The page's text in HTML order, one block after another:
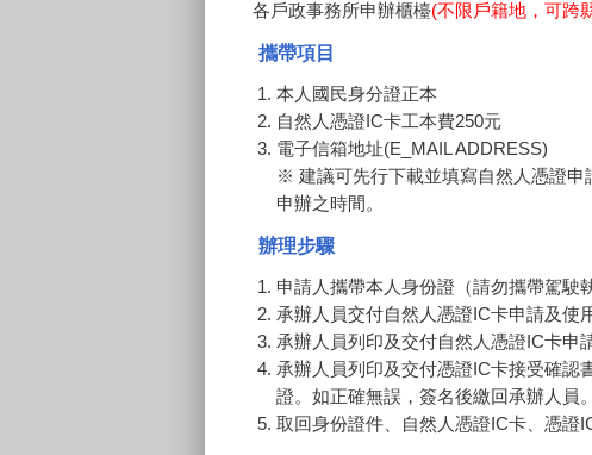
各戶政事務所申辦櫃檯(不限戶籍地，可跨
攜帶項目
本人國民身分證正本
自然人憑證IC卡工本費250元
電子信箱地址(E_MAIL ADDRESS)
※ 建議可先行下載並填寫自然人憑證申
申辦之時間。
辦理步驟
申請人攜帶本人身份證（請勿攜帶駕駛
承辦人員交付自然人憑證IC卡申請及使
承辦人員列印及交付自然人憑證IC卡申
承辦人員列印及交付憑證IC卡接受確認
證。如正確無誤，簽名後繳回承辦人員。
取回身份證件、自然人憑證IC卡、憑證